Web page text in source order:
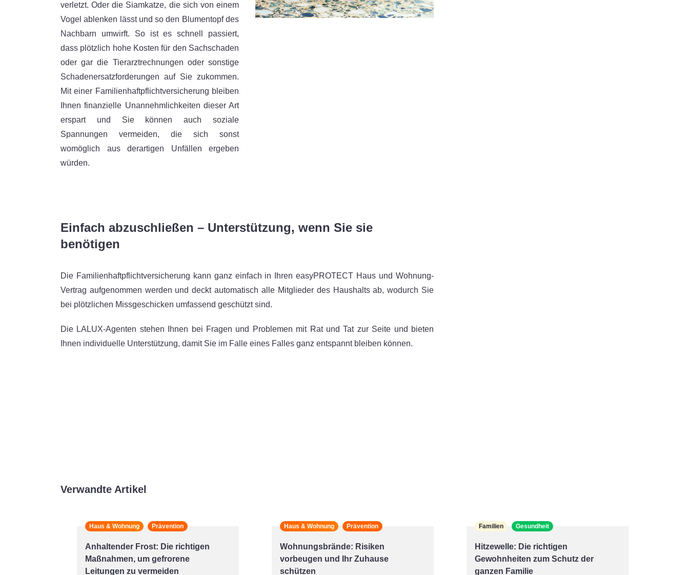
verletzt. Oder die Siamkatze, die sich von einem
Vogel ablenken lässt und so den Blumentopf des
Nachbarn umwirft. So ist es schnell passiert,
dass plötzlich hohe Kosten für den Sachschaden
oder gar die Tierarztrechnungen oder sonstige
Schadenersatzforderungen auf Sie zukommen.
Mit einer Familienhaftpflichtversicherung bleiben
Ihnen finanzielle Unannehmlichkeiten dieser Art
erspart und Sie können auch soziale
Spannungen vermeiden, die sich sonst
womöglich aus derartigen Unfällen ergeben
würden.
Einfach abzuschließen – Unterstützung, wenn Sie sie
benötigen
Die Familienhaftpflichtversicherung kann ganz einfach in Ihren easyPROTECT Haus und Wohnung-
Vertrag aufgenommen werden und deckt automatisch alle Mitglieder des Haushalts ab, wodurch Sie
bei plötzlichen Missgeschicken umfassend geschützt sind.
Die LALUX-Agenten stehen Ihnen bei Fragen und Problemen mit Rat und Tat zur Seite und bieten
Ihnen individuelle Unterstützung, damit Sie im Falle eines Falles ganz entspannt bleiben können.
Verwandte Artikel
Haus & Wohnung Prävention
Anhaltender Frost: Die richtigen
Maßnahmen, um gefrorene
Leitungen zu vermeiden
Haus & Wohnung Prävention
Wohnungsbrände: Risiken
vorbeugen und Ihr Zuhause
schützen
Familien Gesundheit
Hitzewelle: Die richtigen
Gewohnheiten zum Schutz der
ganzen Familie